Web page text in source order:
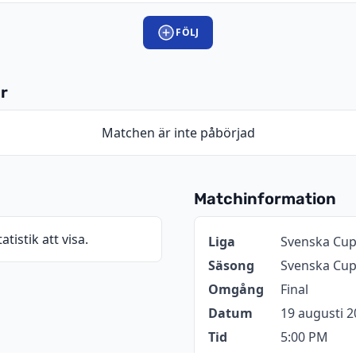
FÖLJ
Matchen är inte påbörjad
att visa.
Matchinformation
InformationVärde
Liga
Svenska
Säsong
Svenska
Omgång
Final
Datum
19 augusti
Tid
5:00 PM